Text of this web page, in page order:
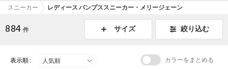
スニーカー レディース パンプススニーカー・メリージェーン
884 件 サイズ 絞り込む
表示順 : カラーをまとめる